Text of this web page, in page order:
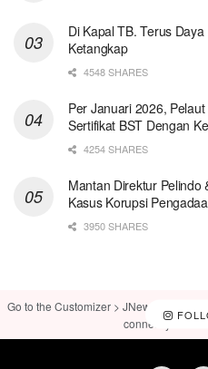
Di Kapal TB. Terus
Ketangkap
4548 SHARES
Per Januari 2026,
Sertifikat BST Dengan
4254 SHARES
Mantan Direktur Pelindo
Kasus Korupsi
3950 SHARES
Go to the Customizer > JNews : Social,
connect your